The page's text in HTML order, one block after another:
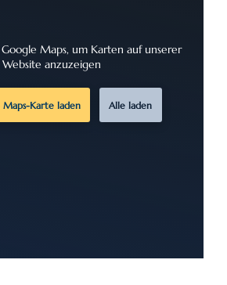
Maps, um Karten auf unserer
Website anzuzeigen
Maps-Karte laden Alle laden